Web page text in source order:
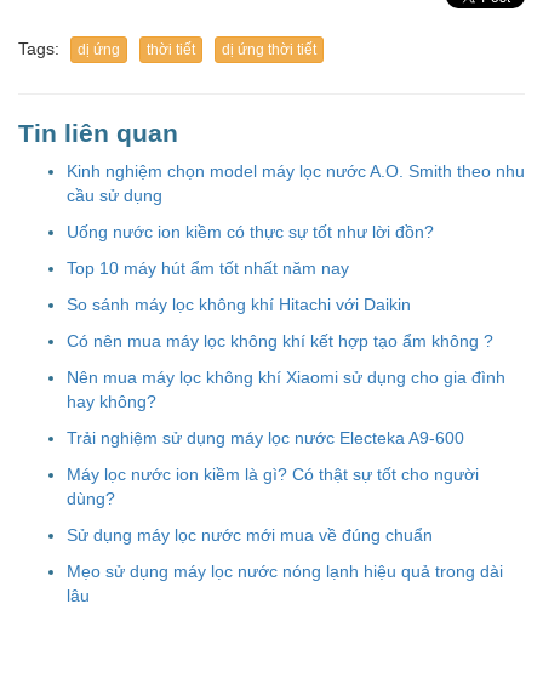
Tags: dị ứng thời tiết dị ứng thời tiết
Tin liên quan
Kinh nghiệm chọn model máy lọc nước A.O. Smith theo nhu
cầu sử dụng
Uống nước ion kiềm có thực sự tốt như lời đồn?
Top 10 máy hút ẩm tốt nhất năm nay
So sánh máy lọc không khí Hitachi với Daikin
Có nên mua máy lọc không khí kết hợp tạo ẩm không ?
Nên mua máy lọc không khí Xiaomi sử dụng cho gia đình
hay không?
Trải nghiệm sử dụng máy lọc nước Electeka A9-600
Máy lọc nước ion kiềm là gì? Có thật sự tốt cho người
dùng?
Sử dụng máy lọc nước mới mua về đúng chuẩn
Mẹo sử dụng máy lọc nước nóng lạnh hiệu quả trong dài
lâu